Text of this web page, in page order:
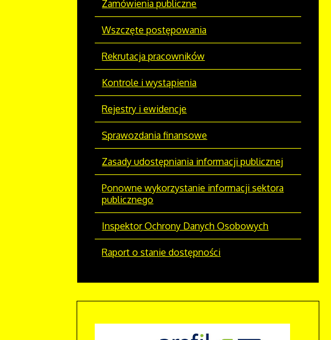
Zamówienia publiczne
Wszczęte postępowania
Rekrutacja pracowników
Kontrole i wystąpienia
Rejestry i ewidencje
Sprawozdania finansowe
Zasady udostępniania informacji publicznej
Ponowne wykorzystanie informacji sektora
publicznego
Inspektor Ochrony Danych Osobowych
Raport o stanie dostępności